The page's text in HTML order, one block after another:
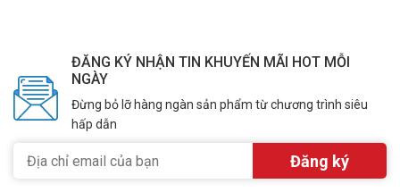
ĐĂNG KÝ NHẬN TIN KHUYẾN MÃI HOT MỖI
NGÀY
Đừng bỏ lỡ hàng ngàn sản phẩm từ chương trình siêu
hấp dẫn